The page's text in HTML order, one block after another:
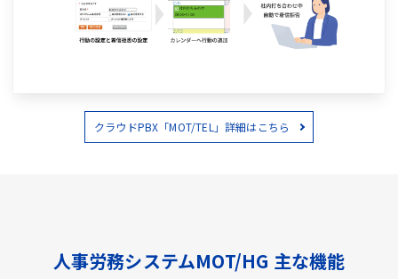
クラウドPBX「MOT/TEL」詳細はこちら
人事労務システムMOT/HG 主な機能